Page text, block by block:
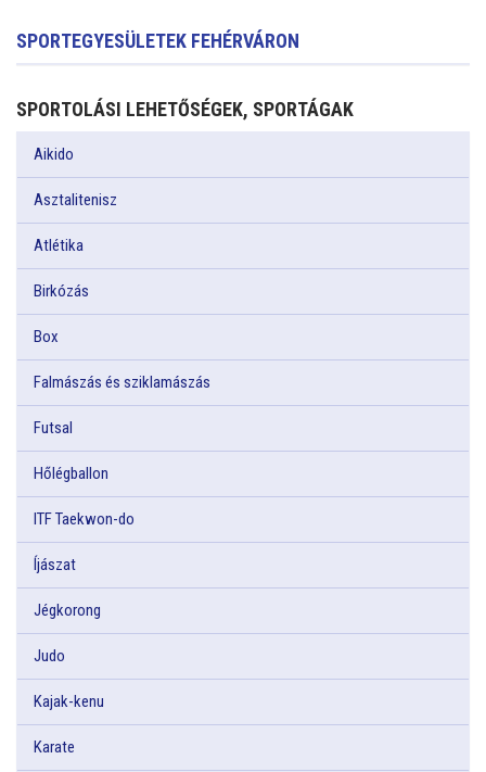
SPORTEGYESÜLETEK FEHÉRVÁRON
SPORTOLÁSI LEHETŐSÉGEK, SPORTÁGAK
Aikido
Asztalitenisz
Atlétika
Birkózás
Box
Falmászás és sziklamászás
Futsal
Hőlégballon
ITF Taekwon-do
Íjászat
Jégkorong
Judo
Kajak-kenu
Karate